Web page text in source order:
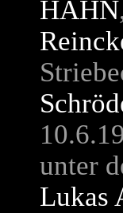
HAHN
unter
Lukas